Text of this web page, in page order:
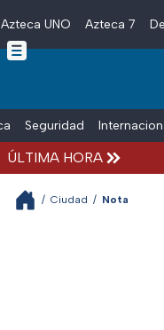
Skip to main content
Azteca UNO Azteca 7
Seguridad
ÚLTIMA HORA
/ Ciudad / Nota